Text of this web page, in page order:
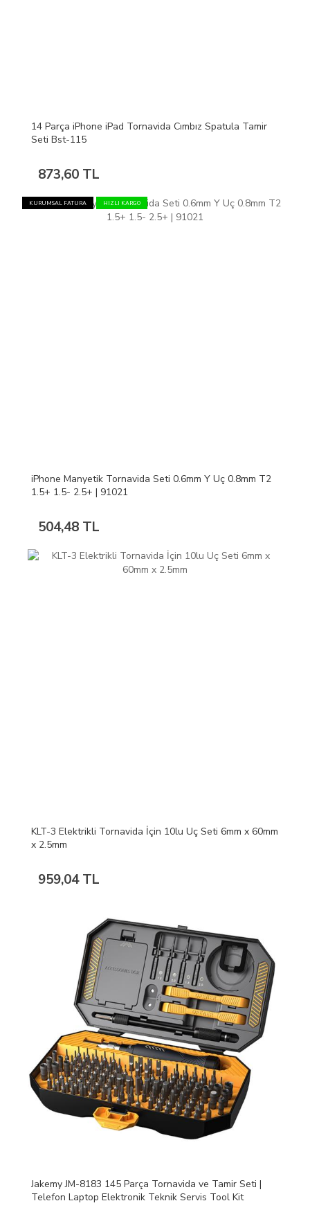
14 Parça iPhone iPad Tornavida Cımbız Spatula Tamir
Seti Bst-115
873,60 TL
KURUMSAL FATURA HIZLI KARGO
iPhone Manyetik Tornavida Seti 0.6mm Y Uç 0.8mm T2
1.5+ 1.5- 2.5+ | 91021
504,48 TL
KLT-3 Elektrikli Tornavida İçin 10lu Uç Seti 6mm x 60mm
x 2.5mm
959,04 TL
Jakemy JM-8183 145 Parça Tornavida ve Tamir Seti |
Telefon Laptop Elektronik Teknik Servis Tool Kit